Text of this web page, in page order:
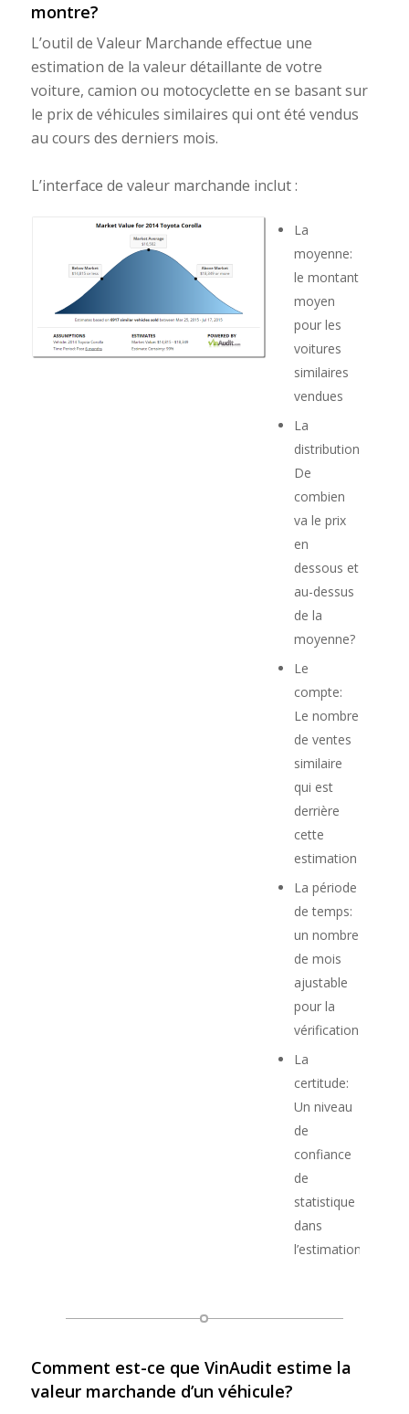
montre?
L’outil de Valeur Marchande effectue une
estimation de la valeur détaillante de votre
voiture, camion ou motocyclette en se basant sur
le prix de véhicules similaires qui ont été vendus
au cours des derniers mois.
L’interface de valeur marchande inclut :
La
moyenne:
le montant
moyen
pour les
voitures
similaires
vendues
La
distribution:
De
combien
va le prix
en
dessous et
au-dessus
de la
moyenne?
Le
compte:
Le nombre
de ventes
similaire
qui est
derrière
cette
estimation
La période
de temps:
un nombre
de mois
ajustable
pour la
vérification
La
certitude:
Un niveau
de
confiance
de
statistique
dans
l’estimation
Comment est-ce que VinAudit estime la
valeur marchande d’un véhicule?